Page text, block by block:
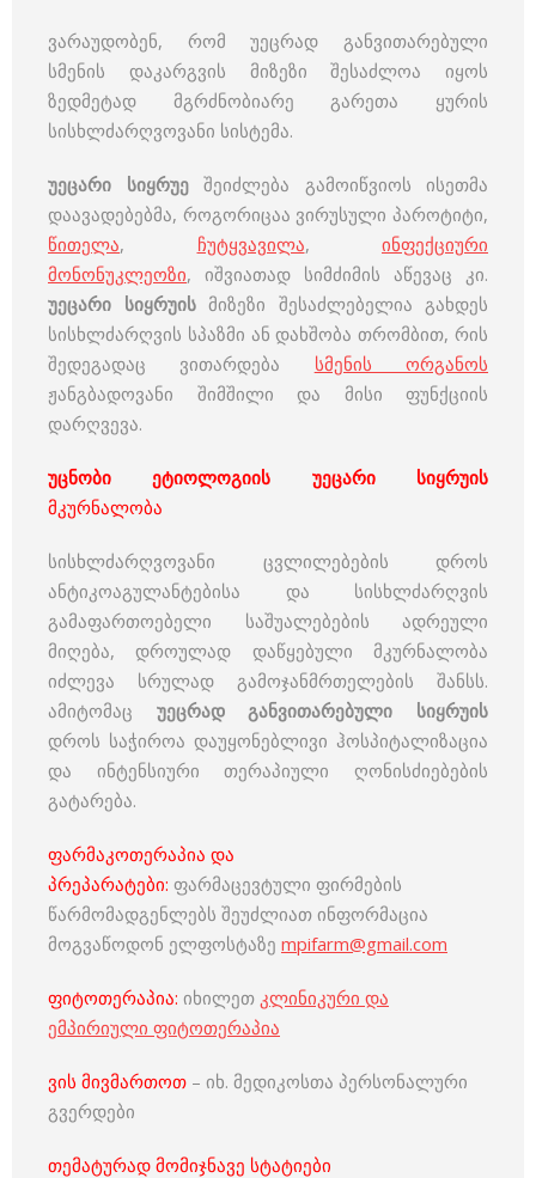
ვარაუდობენ, რომ უეცრად განვითარებული
სმენის დაკარგვის მიზეზი შესაძლოა იყოს
ზედმეტად მგრძნობიარე გარეთა ყურის
სისხლძარღვოვანი სისტემა.
უეცარი სიყრუეშეიძლება გამოიწვიოს ისეთმა
დაავადებებმა, როგორიცაა ვირუსული პაროტიტი,
წითელა, ჩუტყვავილა, ინფექციური
მონონუკლეოზი, იშვიათად სიმძიმის აწევაც კი.
უეცარი სიყრუისმიზეზი შესაძლებელია გახდეს
სისხლძარღვის სპაზმი ან დახშობა თრომბით, რის
შედეგადაც ვითარდება სმენის ორგანოს
ჟანგბადოვანი შიმშილი და მისი ფუნქციის
დარღვევა.
უცნობი ეტიოლოგიის უეცარი სიყრუის
მკურნალობა
სისხლძარღვოვანი ცვლილებების დროს
ანტიკოაგულანტებისა და სისხლძარღვის
გამაფართოებელი საშუალებების ადრეული
მიღება, დროულად დაწყებული მკურნალობა
იძლევა სრულად გამოჯანმრთელების შანსს.
ამიტომაც უეცრად განვითარებული სიყრუის
დროს საჭიროა დაუყონებლივი ჰოსპიტალიზაცია
და ინტენსიური თერაპიული ღონისძიებების
გატარება.
ფარმაკოთერაპია და
პრეპარატები: ფარმაცევტული ფირმების
წარმომადგენლებს შეუძლიათ ინფორმაცია
მოგვაწოდონ ელფოსტაზე mpifarm@gmail.com
ფიტოთერაპია: იხილეთ კლინიკური და
ემპირიული ფიტოთერაპია
ვის მივმართოთ – იხ. მედიკოსთა პერსონალური
გვერდები
თემატურად მომიჯნავე სტატიები